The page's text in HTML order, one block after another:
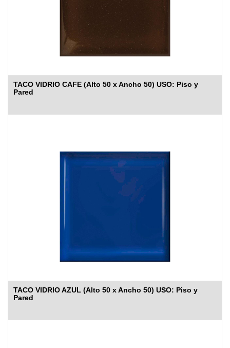
TACO VIDRIO CAFE (Alto 50 x Ancho 50) USO: Piso y
Pared
TACO VIDRIO AZUL (Alto 50 x Ancho 50) USO: Piso y
Pared